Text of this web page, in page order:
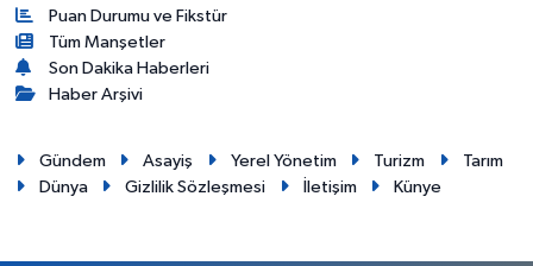
Puan Durumu ve Fikstür
Tüm Manşetler
Son Dakika Haberleri
Haber Arşivi
Gündem Asayiş Yerel Yönetim Turizm
Tarım
Dünya
Gizlilik Sözleşmesi İletişim Künye